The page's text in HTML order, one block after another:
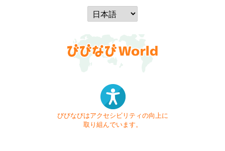
びびなびはアクセシビリティの向上に
取り組んでいます。